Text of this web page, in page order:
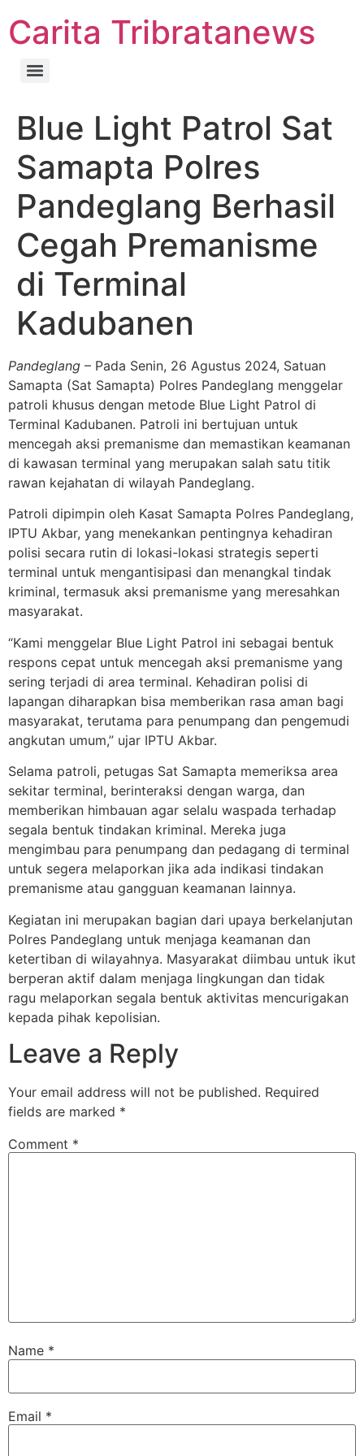
Carita Tribratanews
Blue Light Patrol Sat
Samapta Polres
Pandeglang Berhasil
Cegah Premanisme
di Terminal
Kadubanen
Pandeglang – Pada Senin, 26 Agustus 2024, Satuan
Samapta (Sat Samapta) Polres Pandeglang menggelar
patroli khusus dengan metode Blue Light Patrol di
Terminal Kadubanen. Patroli ini bertujuan untuk
mencegah aksi premanisme dan memastikan keamanan
di kawasan terminal yang merupakan salah satu titik
rawan kejahatan di wilayah Pandeglang.
Patroli dipimpin oleh Kasat Samapta Polres Pandeglang,
IPTU Akbar, yang menekankan pentingnya kehadiran
polisi secara rutin di lokasi-lokasi strategis seperti
terminal untuk mengantisipasi dan menangkal tindak
kriminal, termasuk aksi premanisme yang meresahkan
masyarakat.
“Kami menggelar Blue Light Patrol ini sebagai bentuk
respons cepat untuk mencegah aksi premanisme yang
sering terjadi di area terminal. Kehadiran polisi di
lapangan diharapkan bisa memberikan rasa aman bagi
masyarakat, terutama para penumpang dan pengemudi
angkutan umum,” ujar IPTU Akbar.
Selama patroli, petugas Sat Samapta memeriksa area
sekitar terminal, berinteraksi dengan warga, dan
memberikan himbauan agar selalu waspada terhadap
segala bentuk tindakan kriminal. Mereka juga
mengimbau para penumpang dan pedagang di terminal
untuk segera melaporkan jika ada indikasi tindakan
premanisme atau gangguan keamanan lainnya.
Kegiatan ini merupakan bagian dari upaya berkelanjutan
Polres Pandeglang untuk menjaga keamanan dan
ketertiban di wilayahnya. Masyarakat diimbau untuk ikut
berperan aktif dalam menjaga lingkungan dan tidak
ragu melaporkan segala bentuk aktivitas mencurigakan
kepada pihak kepolisian.
Leave a Reply
Your email address will not be published. Required
fields are marked *
Comment *
Name *
Email *